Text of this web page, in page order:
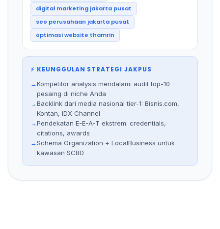
digital marketing jakarta pusat
seo perusahaan jakarta pusat
optimasi website thamrin
⚡ KEUNGGULAN STRATEGI JAKPUS
→Kompetitor analysis mendalam: audit top-10
pesaing di niche Anda
→Backlink dari media nasional tier-1: Bisnis.com,
Kontan, IDX Channel
→Pendekatan E-E-A-T ekstrem: credentials,
citations, awards
→Schema Organization + LocalBusiness untuk
kawasan SCBD